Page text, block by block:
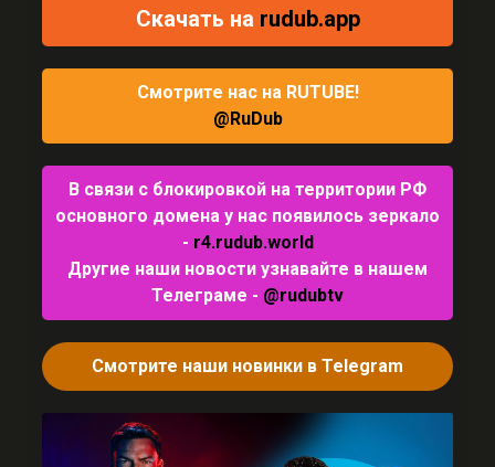
Скачать на rudub.app
Cмотрите нас на RUTUBE!
@RuDub
В связи с блокировкой на территории РФ
основного домена у нас появилось зеркало
- r4.rudub.world
Другие наши новости узнавайте в нашем
Телеграме - @rudubtv
Смотрите наши новинки в Telegram